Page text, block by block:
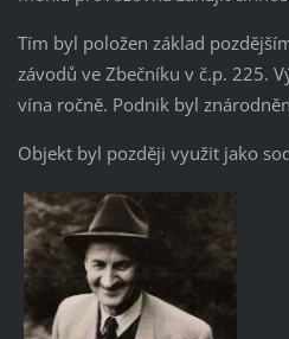
Tím byl položen základ
závodů ve Zbečníku v č.p. 225.
vína ročně. Podnik byl
Objekt byl později využit jako